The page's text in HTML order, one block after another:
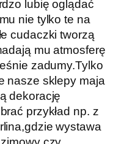
lubię oglądać
nie tylko te na
cudaczki tworzą
mu atmosferę
zadumy.Tylko
nasze sklepy maja
dekorację
przykład np. z
wystawa